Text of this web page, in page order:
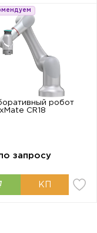
робот
CR18
запросу